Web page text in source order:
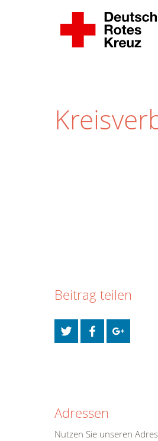
Beitrag teilen
Adressen
Nutzen Sie unseren